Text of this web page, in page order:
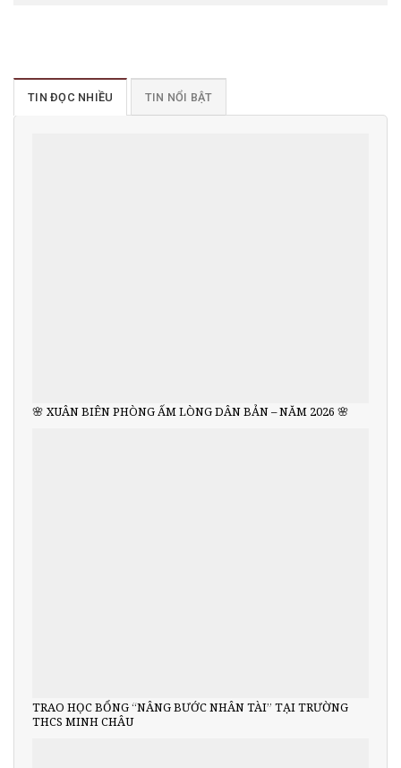
TIN ĐỌC NHIỀU TIN NỔI BẬT
🌸 XUÂN BIÊN PHÒNG ẤM LÒNG DÂN BẢN – NĂM 2026 🌸
TRAO HỌC BỔNG “NÂNG BƯỚC NHÂN TÀI” TẠI TRƯỜNG
THCS MINH CHÂU